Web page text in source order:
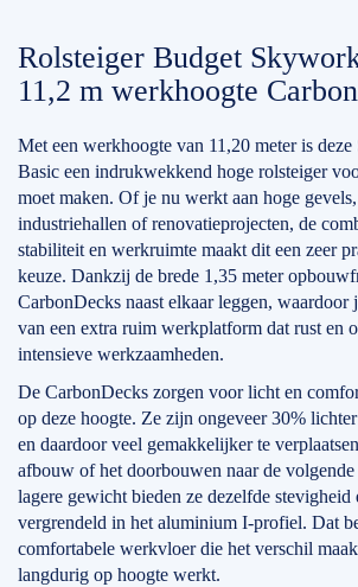
Rolsteiger Budget
11,2 m werkhoogte
Met een werkhoogte van 11,20 meter is
Basic een indrukwekkend hoge rolsteiger
moet maken. Of je nu werkt aan hoge
industriehallen of renovatieprojecten, de
stabiliteit en werkruimte maakt dit een zeer
keuze. Dankzij de brede 1,35 meter
CarbonDecks naast elkaar leggen, waardoor
van een extra ruim werkplatform dat rust en
intensieve werkzaamheden.
De CarbonDecks zorgen voor licht en
op deze hoogte. Ze zijn ongeveer 30%
en daardoor veel gemakkelijker te
afbouw of het doorbouwen naar de volgende
lagere gewicht bieden ze dezelfde stevigheid
vergrendeld in het aluminium I-profiel. Dat
comfortabele werkvloer die het verschil
langdurig op hoogte werkt.